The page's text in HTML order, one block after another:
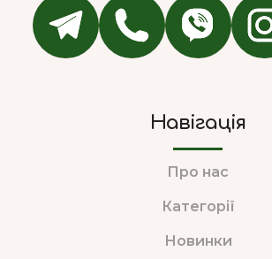
Навігація
Про нас
Категорії
Новинки